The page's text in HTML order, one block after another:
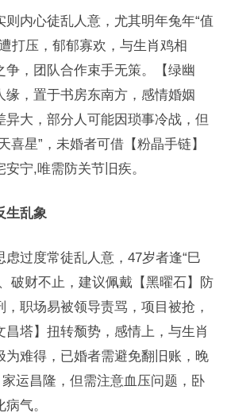
内心徒乱人意，尤其明年兔年“值
打压，郁郁寡欢，与生肖鸡相
争，团队合作束手无策。【绿幽
缘，置于书房东南方，感情婚姻
异大，部分人可能因琐事冷战，但
喜星”，未婚者可借【粉晶手链】
宁,唯需防关节旧疾。
生乱象
过度常徒乱人意，47岁者逢“巳
破财不止，建议佩戴【黑曜石】防
职场易被领导责骂，项目被抢，
昌塔】扭转颓势，感情上，与生肖
为难得，已婚者需避免翻旧账，晚
家运昌隆，但需注意血压问题，卧
气。